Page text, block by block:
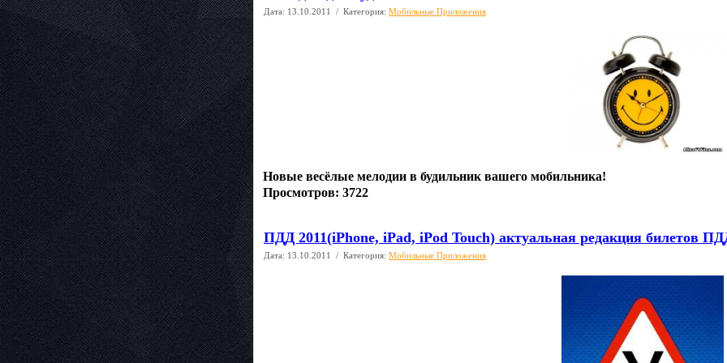
Дата: 13.10.2011 / Категория: Мобильные Приложения
Новые весёлые мелодии в будильник вашего мобильника!
Просмотров: 3722
ПДД 2011(iPhone, iPad, iPod Touch) актуальная редакция билетов
Дата: 13.10.2011 / Категория: Мобильные Приложения